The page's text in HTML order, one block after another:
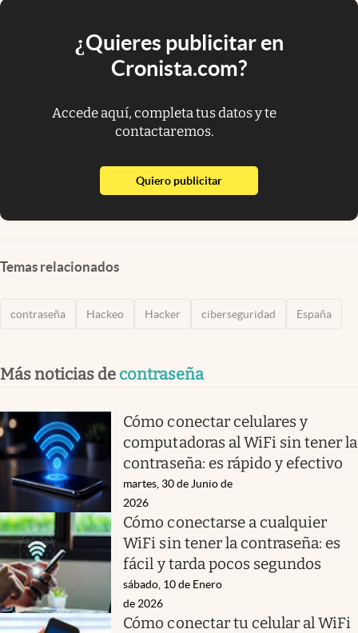
¿Quieres publicitar en
Cronista.com?
Accede aquí, completa tus datos y te
contactaremos.
Quiero publicitarabre en nueva pestaña
Temas relacionados
contraseña Hackeo Hacker ciberseguridad España
Más noticias de contraseña
Cómo conectar celulares y
computadoras al WiFi sin tener la
contraseña: es rápido y efectivo
martes, 30 de Junio de
2026
Cómo conectarse a cualquier
WiFi sin tener la contraseña: es
fácil y tarda pocos segundos
sábado, 10 de Enero
de 2026
Cómo conectar tu celular al WiFi